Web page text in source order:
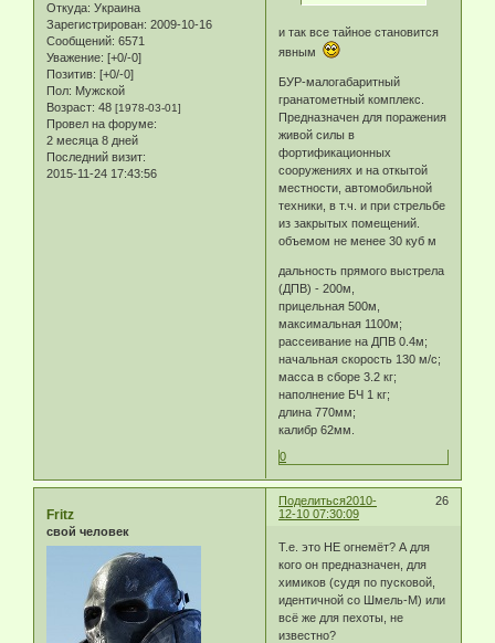
Откуда: Украина
Зарегистрирован: 2009-10-16
Сообщений: 6571
Уважение: [+0/-0]
Позитив: [+0/-0]
Пол: Мужской
Возраст: 48 [1978-03-01]
Провел на форуме:
2 месяца 8 дней
Последний визит:
2015-11-24 17:43:56
и так все тайное становится
явным
БУР-малогабаритный
гранатометный комплекс.
Предназначен для поражения
живой силы в
фортификационных
сооружениях и на откытой
местности, автомобильной
техники, в т.ч. и при стрельбе
из закрытых помещений.
объемом не менее 30 куб м
дальность прямого выстрела
(ДПВ) - 200м,
прицельная 500м,
максимальная 1100м;
рассеивание на ДПВ 0.4м;
начальная скорость 130 м/с;
масса в сборе 3.2 кг;
наполнение БЧ 1 кг;
длина 770мм;
калибр 62мм.
0
Поделиться 26
2010-
12-10 07:30:09
Fritz
свой человек
Т.е. это НЕ огнемёт? А для
кого он предназначен, для
химиков (судя по пусковой,
идентичной со Шмель-М) или
всё же для пехоты, не
известно?